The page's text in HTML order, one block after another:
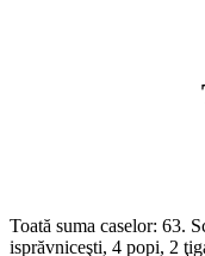
Toată suma caselor: 63.
isprăvniceşti, 4 popi, 2